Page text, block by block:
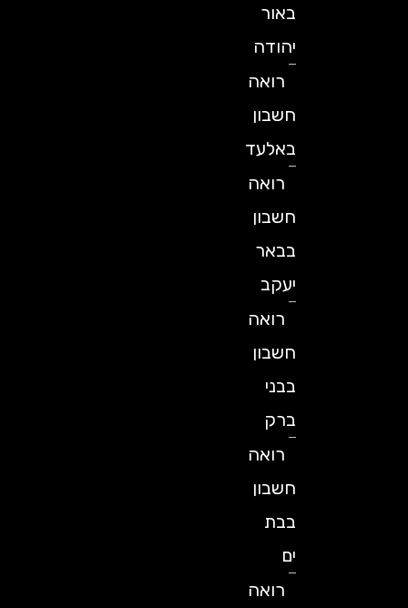
באור
יהודה
רואה
חשבון
באלעד
רואה
חשבון
בבאר
יעקב
רואה
חשבון
רואה
חשבון
רואה